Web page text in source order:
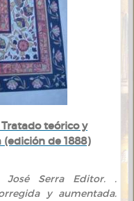
teórico y
de 1888)
José Serra Editor. .
y aumentada.